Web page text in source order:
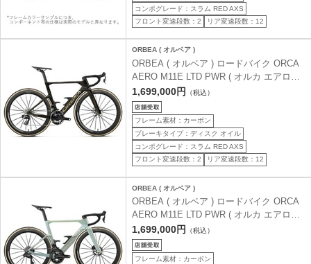
コンポグレード：スラム RED AXS
フロント変速段数：2
リア変速段数：12
ORBEA ( オルベア )
ORBEA ( オルベア ) ロードバイク ORCA
AERO M11E LTD PWR ( オルカ エアロ
M11E LTD PWR ) マジックゴールドカーボ
ンビュー / チタニウム ( グロス ) 47 ( 身長
目安160cm前後 )
1,699,000円 （税込）
フレーム素材：カーボン
ブレーキタイプ：ディスク オイル
コンポグレード：スラム RED AXS
フロント変速段数：2
リア変速段数：12
ORBEA ( オルベア )
ORBEA ( オルベア ) ロードバイク ORCA
AERO M11E LTD PWR ( オルカ エアロ
M11E LTD PWR ) フローズンコンクリート
/ オーロラブレイズ ( マット ) 47 ( 身長目
安160cm前後 )
1,699,000円 （税込）
フレーム素材：カーボン